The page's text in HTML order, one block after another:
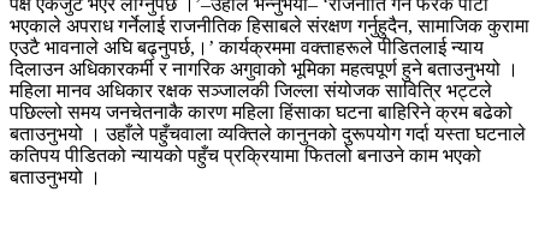
भएकाले अपराध गर्नेलाई राजनीतिक हिसाबले संरक्षण गर्नुहुदैन, सामाजिक कुरामा
एउटै भावनाले अघि बढ्नुपर्छ,।’ कार्यक्रममा वक्ताहरूले पीडितलाई न्याय
दिलाउन अधिकारकर्मी र नागरिक अगुवाको भूमिका महत्वपूर्ण हुने बताउनुभयो ।
महिला मानव अधिकार रक्षक सञ्जालकी जिल्ला संयोजक सावित्रि भट्टले
पछिल्लो समय जनचेतनाकै कारण महिला हिंसाका घटना बाहिरिने क्रम बढेको
बताउनुभयो । उहाँले पहुँचवाला व्यक्तिले कानुनको दुरूपयोग गर्दा यस्ता घटनाले
कतिपय पीडितको न्यायको पहुँच प्रक्रियामा फितलो बनाउने काम भएको
बताउनुभयो ।